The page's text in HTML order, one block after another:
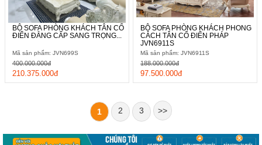
BỘ SOFA PHÒNG KHÁCH TÂN CỔ
ĐIỂN ĐẲNG CẤP SANG TRỌNG...
Mã sản phẩm: JVN699S
210.375.000đ
400.000.000đ
BỘ SOFA PHÒNG KHÁCH PHONG
CÁCH TÂN CỔ ĐIỂN PHÁP
JVN6911S
Mã sản phẩm: JVN6911S
97.500.000đ
188.000.000đ
1 2 3 >>